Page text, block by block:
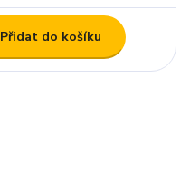
Přidat do košíku